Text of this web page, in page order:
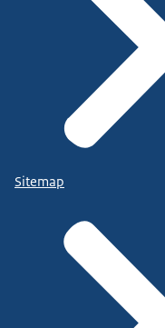
Sitemap